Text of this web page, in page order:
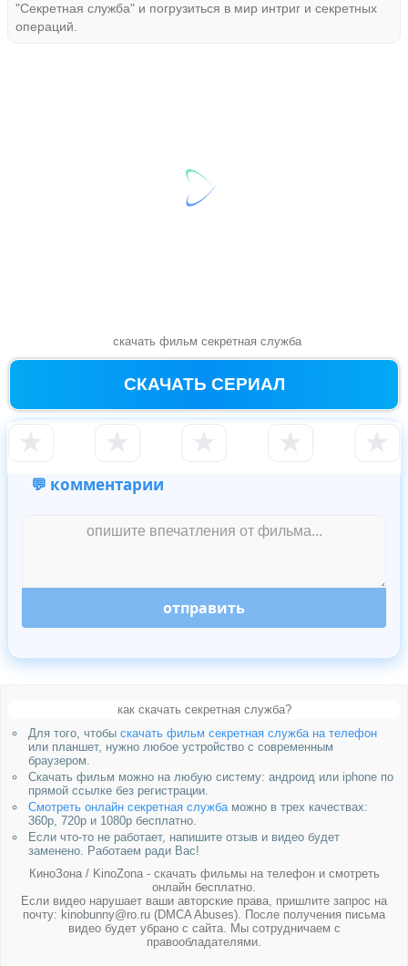
"Секретная служба" и погрузиться в мир интриг и секретных
операций.
скачать фильм секретная служба
СКАЧАТЬ СЕРИАЛ
★ ★ ★ ★ ★
💬 комментарии
отправить
как скачать секретная служба?
Для того, чтобы скачать фильм секретная служба на телефон
или планшет, нужно любое устройство с современным
браузером.
Скачать фильм можно на любую систему: андроид или iphone по
прямой ссылке без регистрации.
Смотреть онлайн секретная службаможно в трех качествах:
360p, 720p и 1080p бесплатно.
Если что-то не работает, напишите отзыв и видео будет
заменено. Работаем ради Вас!
КиноЗона / KinoZona - скачать фильмы на телефон и смотреть
онлайн бесплатно.
Если видео нарушает ваши авторские права, пришлите запрос на
почту: kinobunny@ro.ru (DMCA Abuses). После получения письма
видео будет убрано с сайта. Мы сотрудничаем с
правообладателями.